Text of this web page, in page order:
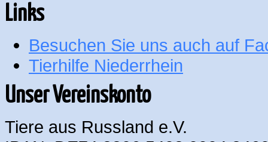
Links
Besuchen Sie uns auch auf
Tierhilfe Niederrhein
Unser Vereinskonto
Tiere aus Russland e.V.